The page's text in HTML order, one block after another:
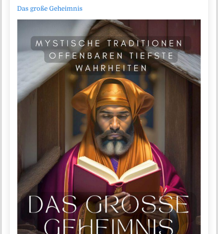
Das große Geheimnis